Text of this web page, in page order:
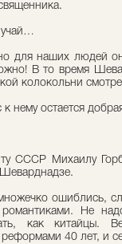
для наших людей
В то время
колокольни
к нему остается
СССР Михаилу
ошиблись,
романтиками. Не
как китайцы.
40 лет, и